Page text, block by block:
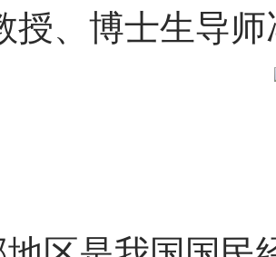
授、博士生导